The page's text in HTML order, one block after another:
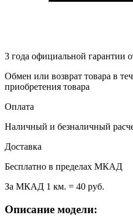
3 года официальной гарантии
Обмен или возврат товара в
приобретения товара
Оплата
Наличный и безналичный
Доставка
Бесплатно в пределах МКАД
За МКАД 1 км. = 40 руб.
Описание модели: